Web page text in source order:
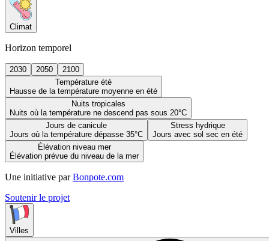
Climat
Horizon temporel
2030 2050
2100
Température été
Hausse de la température moyenne en été
Nuits tropicales
Nuits où la température ne descend pas sous 20°C
Jours de canicule
Jours où la température dépasse 35°C
Stress hydrique
Jours avec sol sec en été
Élévation niveau mer
Élévation prévue du niveau de la mer
Une initiative par Bonpote.com
Soutenir le projet
Villes